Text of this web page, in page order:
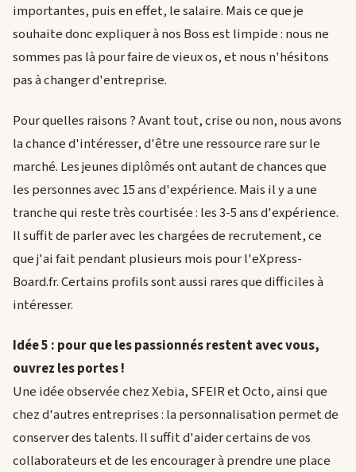
importantes, puis en effet, le salaire. Mais ce que je
souhaite donc expliquer à nos Boss est limpide : nous ne
sommes pas là pour faire de vieux os, et nous n'hésitons
pas à changer d'entreprise.
Pour quelles raisons ? Avant tout, crise ou non, nous avons
la chance d'intéresser, d'être une ressource rare sur le
marché. Les jeunes diplômés ont autant de chances que
les personnes avec 15 ans d'expérience. Mais il y a une
tranche qui reste très courtisée : les 3-5 ans d'expérience.
Il suffit de parler avec les chargées de recrutement, ce
que j'ai fait pendant plusieurs mois pour l'eXpress-
Board.fr. Certains profils sont aussi rares que difficiles à
intéresser.
Idée 5 : pour que les passionnés restent avec vous,
ouvrez les portes !
Une idée observée chez Xebia, SFEIR et Octo, ainsi que
chez d'autres entreprises : la personnalisation permet de
conserver des talents. Il suffit d'aider certains de vos
collaborateurs et de les encourager à prendre une place